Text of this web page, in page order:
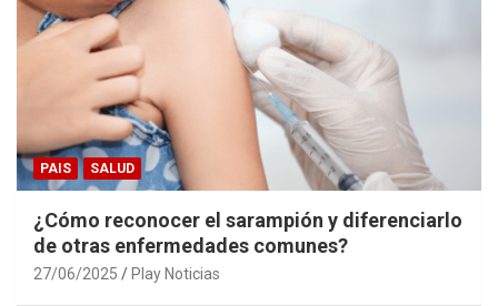
PAIS SALUD
¿Cómo reconocer el sarampión y diferenciarlo
de otras enfermedades comunes?
27/06/2025 Play Noticias